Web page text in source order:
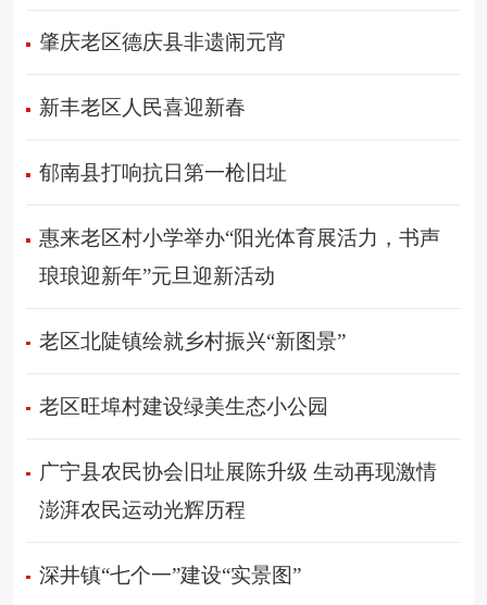
肇庆老区德庆县非遗闹元宵
新丰老区人民喜迎新春
郁南县打响抗日第一枪旧址
惠来老区村小学举办“阳光体育展活力，书声
琅琅迎新年”元旦迎新活动
老区北陡镇绘就乡村振兴“新图景”
老区旺埠村建设绿美生态小公园
广宁县农民协会旧址展陈升级 生动再现激情
澎湃农民运动光辉历程
深井镇“七个一”建设“实景图”